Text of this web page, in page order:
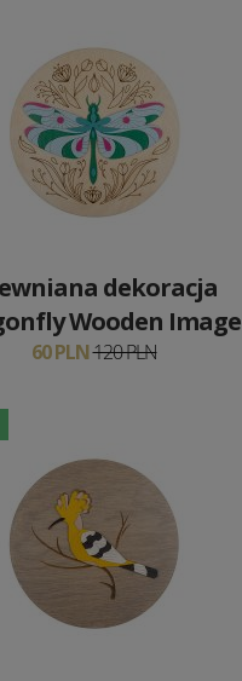
dekoracja
Wooden Image
60 PLN120 PLN